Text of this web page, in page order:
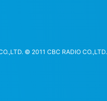
© 2011 CBC RADIO CO.,LTD.